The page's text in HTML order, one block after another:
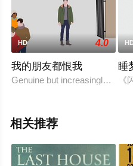
HD 4.0
我的朋友都恨我
Genuine but increasingly
睡
相关推荐